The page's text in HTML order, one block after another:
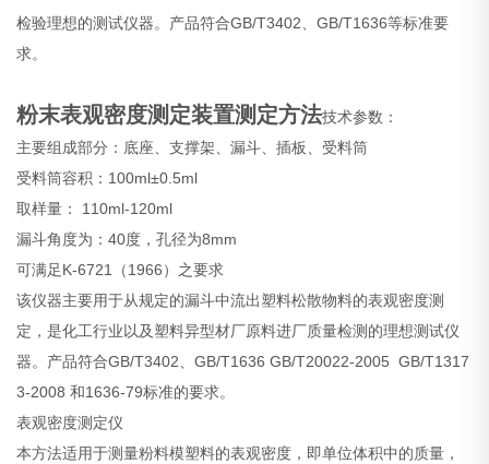
检验理想的测试仪器。产品符合GB/T3402、GB/T1636等标准要
求。
粉末表观密度测定装置测定方法技术参数：
主要组成部分：底座、支撑架、漏斗、插板、受料筒
受料筒容积：100ml±0.5ml
取样量： 110ml-120ml
漏斗角度为：40度，孔径为8mm
可满足K-6721（1966）之要求
该仪器主要用于从规定的漏斗中流出塑料松散物料的表观密度测
定，是化工行业以及塑料异型材厂原料进厂质量检测的理想测试仪
器。产品符合GB/T3402、GB/T1636 GB/T20022-2005 GB/T1317
3-2008 和1636-79标准的要求。
表观密度测定仪
本方法适用于测量粉料模塑料的表观密度，即单位体积中的质量，